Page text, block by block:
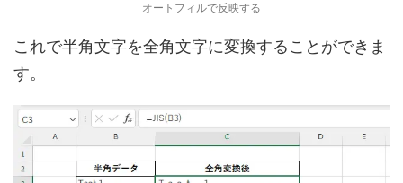
オートフィルで反映する
これで半角文字を全角文字に変換することができま
す。